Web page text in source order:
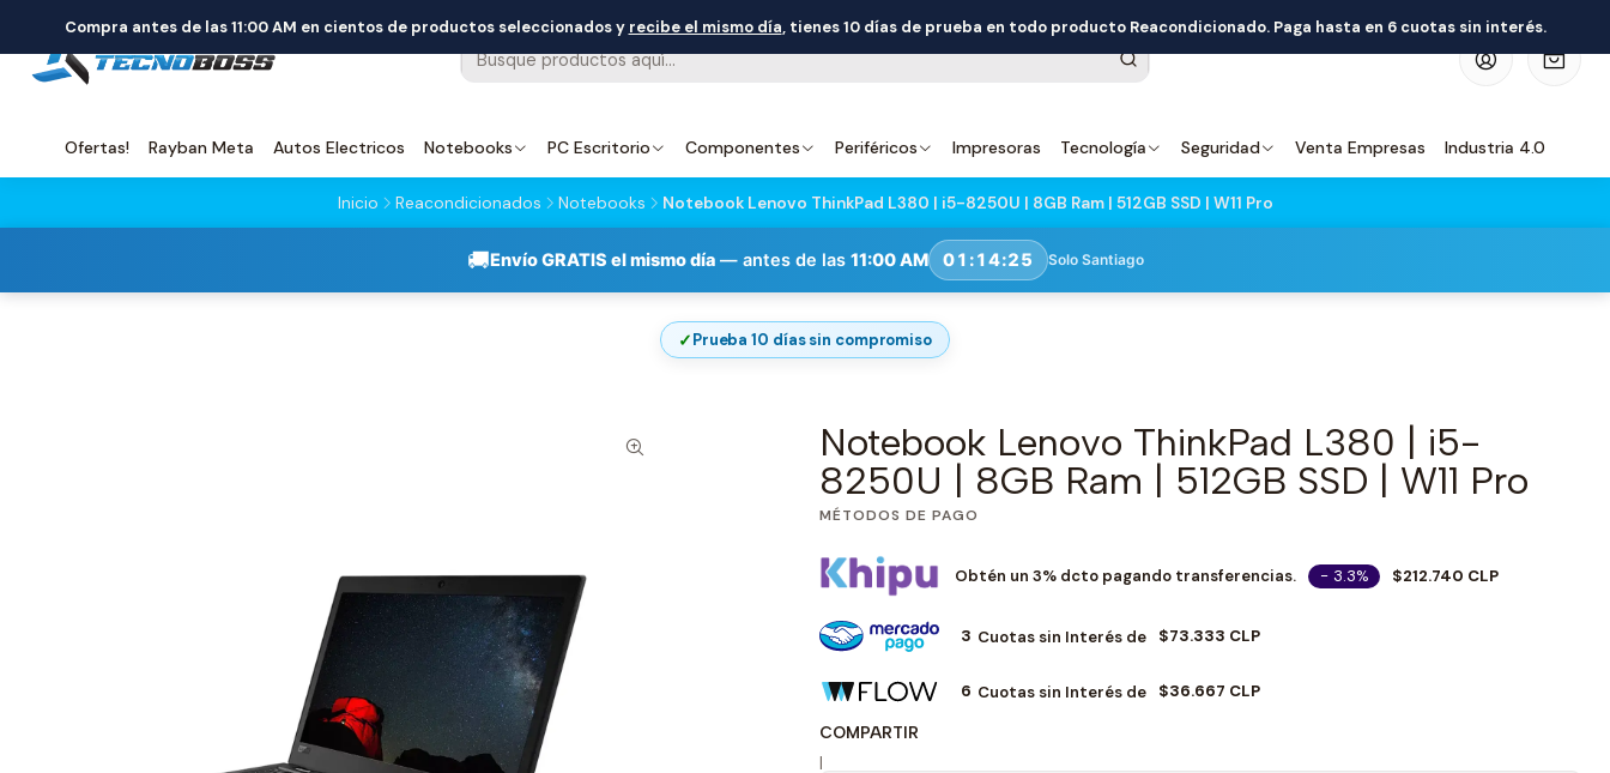
Ofertas! Rayban Meta Autos Electricos Notebooks PC Escritorio Componentes Periféricos Impresoras Tecnología Seguridad Venta Empresas Industria 4.0
Compra antes de las 11:00 AM en cientos de productos seleccionados y recibe el mismo día, tienes 10 días de prueba en todo producto Reacondicionado. Paga hasta en 6 cuotas sin interés.
Inicio Reacondicionados Notebooks Notebook Lenovo ThinkPad L380 | i5-8250U | 8GB Ram | 512GB SSD | W11 Pro
🚚Envío GRATIS el mismo día— antes de las 11:00 AM 01:14:24 Solo Santiago
✓Prueba 10 días sin compromiso
Notebook Lenovo ThinkPad L380 | i5-
8250U | 8GB Ram | 512GB SSD | W11 Pro
MÉTODOS DE PAGO
Obtén un 3% dcto pagando transferencias. - 3.3% $212.740 CLP
3 Cuotas sin Interés de $73.333 CLP
6 Cuotas sin Interés de $36.667 CLP
COMPARTIR
|